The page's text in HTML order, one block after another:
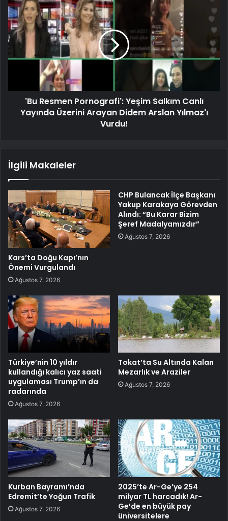
'Bu Resmen Pornografi': Yeşim Salkım Canlı
Yayında Üzerini Arayan Didem Arslan Yılmaz'ı
Vurdu!
İlgili Makaleler
Kars’ta Doğu Kapı’nın
Önemi Vurgulandı
Ağustos 7, 2026
CHP Bulancak İlçe Başkanı
Yakup Karakaya Görevden
Alındı: “Bu Karar Bizim
Şeref Madalyamızdır”
Ağustos 7, 2026
Türkiye’nin 10 yıldır
kullandığı kalıcı yaz saati
uygulaması Trump’ın da
radarında
Ağustos 7, 2026
Tokat’ta Su Altında Kalan
Mezarlık ve Araziler
Ağustos 7, 2026
Kurban Bayramı’nda
Edremit’te Yoğun Trafik
Ağustos 7, 2026
2025’te Ar-Ge’ye 254
milyar TL harcadık! Ar-
Ge’de en büyük pay
üniversitelere